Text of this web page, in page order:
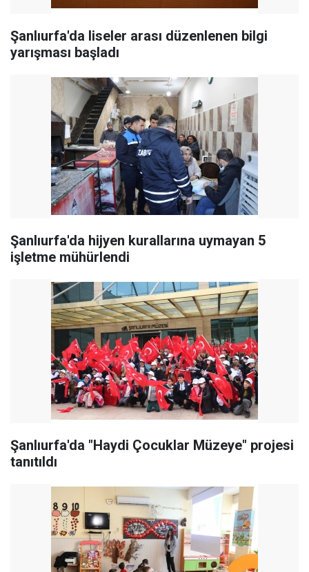
Şanlıurfa'da liseler arası düzenlenen bilgi
yarışması başladı
Şanlıurfa'da hijyen kurallarına uymayan 5
işletme mühürlendi
Şanlıurfa'da "Haydi Çocuklar Müzeye" projesi
tanıtıldı